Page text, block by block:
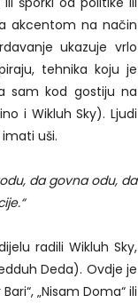
akcentom na način
ukazuje vrlo
tehnika koju je
sam kod gostiju na
i Wikluh Sky). Ljudi
uši.
da govna odu, da
radili Wikluh Sky,
Deda). Ovdje je
„Nisam Doma“ ili